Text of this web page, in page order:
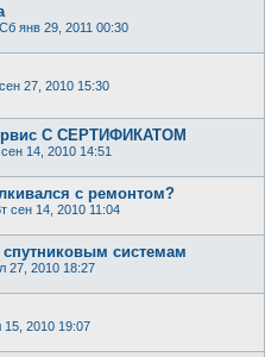
Сб янв 29, 2011 00:30
27, 2010 15:30
С СЕРТИФИКАТОМ
14, 2010 14:51
с ремонтом?
сен 14, 2010 11:04
системам
27, 2010 18:27
15, 2010 19:07